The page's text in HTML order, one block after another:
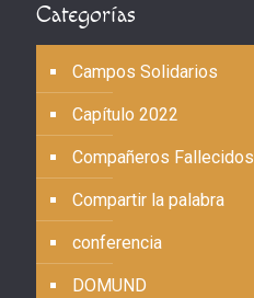
Categorías
Campos Solidarios
Capítulo 2022
Compañeros Fallecidos
Compartir la palabra
conferencia
DOMUND